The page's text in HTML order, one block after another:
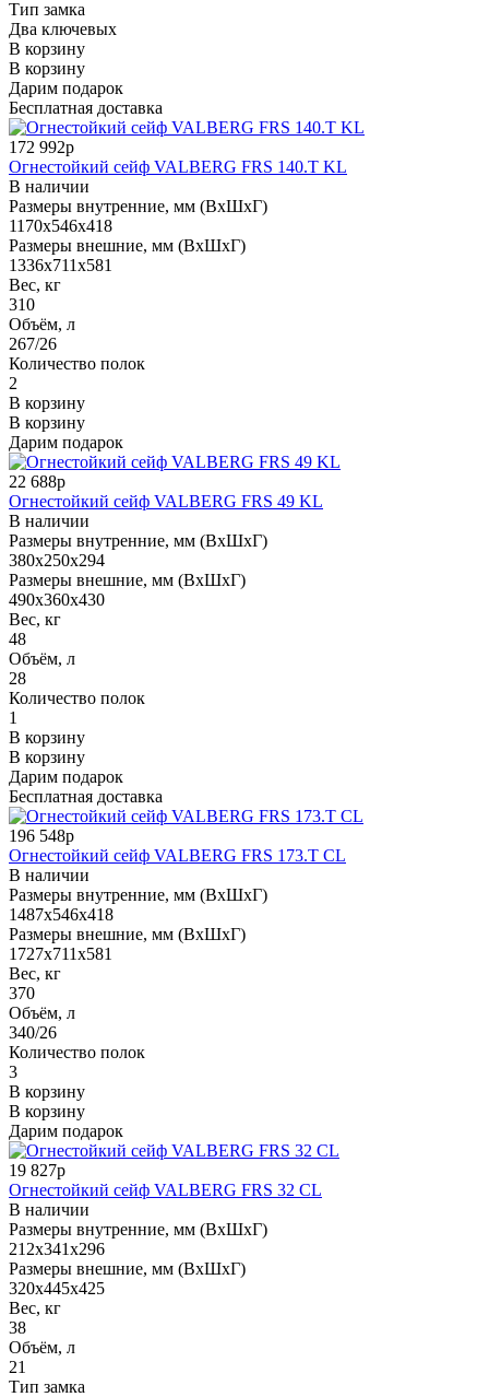
Тип замка
Два ключевых
В корзину
В корзину
Дарим подарок
Бесплатная доставка
172 992р
Огнестойкий сейф VALBERG FRS 140.T KL
В наличии
Размеры внутренние, мм (ВхШхГ)
1170x546x418
Размеры внешние, мм (ВхШхГ)
1336x711x581
Вес, кг
310
Объём, л
267/26
Количество полок
2
В корзину
В корзину
Дарим подарок
22 688р
Огнестойкий сейф VALBERG FRS 49 KL
В наличии
Размеры внутренние, мм (ВхШхГ)
380x250x294
Размеры внешние, мм (ВхШхГ)
490x360x430
Вес, кг
48
Объём, л
28
Количество полок
1
В корзину
В корзину
Дарим подарок
Бесплатная доставка
196 548р
Огнестойкий сейф VALBERG FRS 173.T CL
В наличии
Размеры внутренние, мм (ВхШхГ)
1487x546x418
Размеры внешние, мм (ВхШхГ)
1727x711x581
Вес, кг
370
Объём, л
340/26
Количество полок
3
В корзину
В корзину
Дарим подарок
19 827р
Огнестойкий сейф VALBERG FRS 32 CL
В наличии
Размеры внутренние, мм (ВхШхГ)
212x341x296
Размеры внешние, мм (ВхШхГ)
320x445x425
Вес, кг
38
Объём, л
21
Тип замка